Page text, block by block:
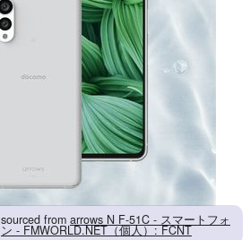
sourced from arrows N F-51C - スマートフォ
ン - FMWORLD.NET（個人）: FCNT